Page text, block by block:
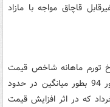
قاچاق مواجه با مازاد
نشان می­دهد که از دی 1393، نرخ تورم ماهانه شاخص قیمت
مصرف کننده دچار شکست شده و تا شهریور 94 بطور میانگین در حدود
که در اثر افزایش قیمت